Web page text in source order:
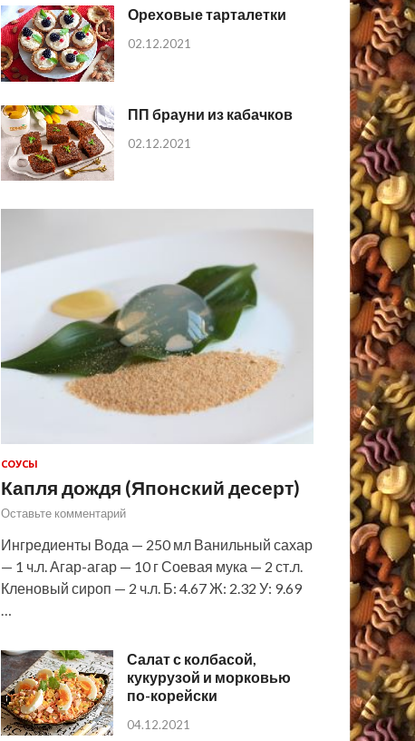
Ореховые тарталетки
02.12.2021
ПП брауни из кабачков
02.12.2021
СОУСЫ
Капля дождя (Японский десерт)
Оставьте комментарий
Ингредиенты Вода — 250 мл Ванильный сахар
— 1 ч.л. Агар-агар — 10 г Соевая мука — 2 ст.л.
Кленовый сироп — 2 ч.л. Б: 4.67 Ж: 2.32 У: 9.69
…
Салат с колбасой,
кукурузой и морковью
по-корейски
04.12.2021